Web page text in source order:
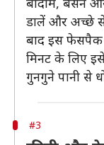
डालें और अच्छे
बाद इस फेसपैक
मिनट के लिए
गुनगुने पानी से
#3